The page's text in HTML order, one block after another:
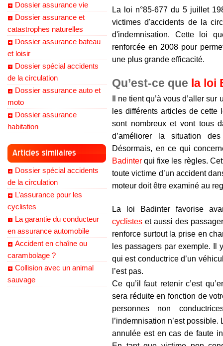
Dossier assurance vie
Dossier assurance et
catastrophes naturelles
Dossier assurance bateau
et loisir
Dossier spécial accidents
de la circulation
Dossier assurance auto et
moto
Dossier assurance
habitation
Articles similaires
Dossier spécial accidents
de la circulation
L’assurance pour les
cyclistes
La garantie du conducteur
en assurance automobile
Accident en chaîne ou
carambolage ?
Collision avec un animal
sauvage
La loi n°85-677 du 5 juillet
victimes d'accidents de la
d'indemnisation. Cette loi
renforcée en 2008 pour
une plus grande efficacité.
Qu’est-ce que la loi
Il ne tient qu’à vous d’aller
les différents articles de
sont nombreux et vont tous
d’améliorer la situation
Désormais, en ce qui
Badinter qui fixe les règles.
toute victime d’un accident
moteur doit être examiné au
La loi Badinter favorise
cyclistes et aussi des
renforce surtout la prise en
les passagers par exemple. Il
qui est conductrice d’un
l’est pas.
Ce qu’il faut retenir c’est
sera réduite en fonction de
personnes non
l’indemnisation n’est
annulée est en cas de faute